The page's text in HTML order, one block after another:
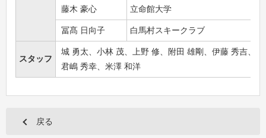
藤木 豪心 立命館大学
冨髙 日向子 白馬村スキークラブ
スタッフ
城 勇太、小林 茂、上野 修、附田 雄剛、伊藤 秀吉、
君嶋 秀幸、米澤 和洋
戻る